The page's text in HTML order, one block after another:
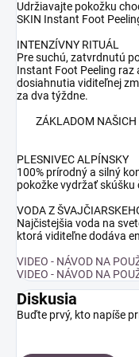
Udržiavajte pokožku
SKIN Instant Foot
INTENZÍVNY RITUÁL
Pre suchú, zatvrdnutú
Instant Foot Peeling raz
dosiahnutia viditeľnej
za dva týždne.
ZÁKLADOM NAŠICH
PLESNIVEC ALPÍNSKY
100% prírodný a silný
pokožke vydržať skúšku
VODA Z
Najčistejšia voda na
ktorá viditeľne dodáva
VIDEO - NÁVOD NA
VIDEO - NÁVOD NA
Diskusia
Buďte prvý, kto napíše